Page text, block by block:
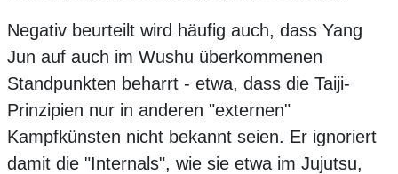
Negativ beurteilt wird häufig auch, dass Yang
Jun auf auch im Wushu überkommenen
Standpunkten beharrt - etwa, dass die Taiji-
Prinzipien nur in anderen "externen"
Kampfkünsten nicht bekannt seien. Er ignoriert
damit die "Internals", wie sie etwa im Jujutsu,